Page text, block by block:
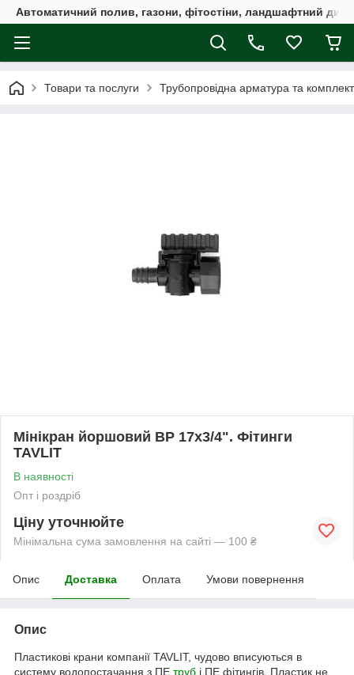
Автоматичний полив, газони, фітостіни, ландшафтний
Товари та послуги Трубопровідна арматура та
Мінікран йоршовий ВР 17х3/4". Фітинги
TAVLIT
В наявності
Опт і роздріб
Ціну уточнюйте
Мінімальна сума замовлення на сайті — 100 ₴
Опис Доставка Оплата Умови повернення
Опис
Пластикові крани компанії TAVLIT, чудово вписуються в
систему водопостачання з ПЕ труб і ПЕ фітингів. Пластик не